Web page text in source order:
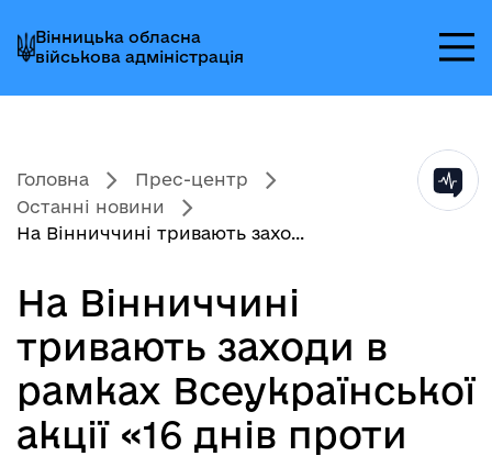
до
головного
меню
до
головного
вмісту
до
головного
колонтитула
Вінницька обласна
військова адміністрація
Головна
Прес-центр
Останні новини
На Вінниччині тривають захо...
На Вінниччині
тривають заходи в
рамках Всеукраїнської
акції «16 днів проти